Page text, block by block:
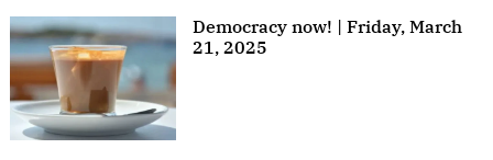
Democracy now! | Friday, March
21, 2025